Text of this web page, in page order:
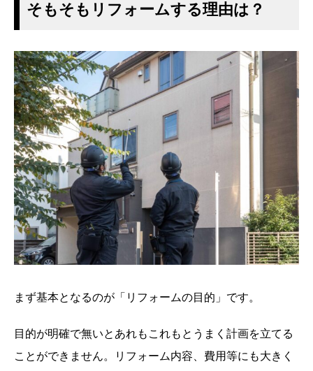
そもそもリフォームする理由は？
まず基本となるのが「リフォームの目的」です。
目的が明確で無いとあれもこれもとうまく計画を立てる
ことができません。リフォーム内容、費用等にも大きく